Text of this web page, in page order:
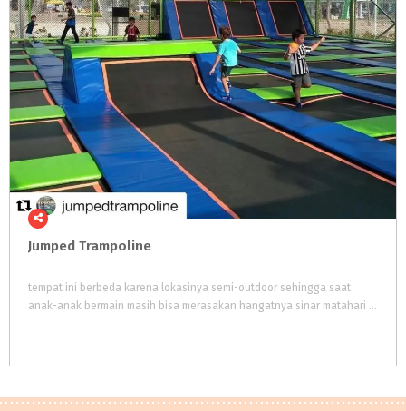
Jumped Trampoline
tempat ini berbeda karena lokasinya semi-outdoor sehingga saat
anak-anak bermain masih bisa merasakan hangatnya sinar matahari dan berkeringat dengan sehat